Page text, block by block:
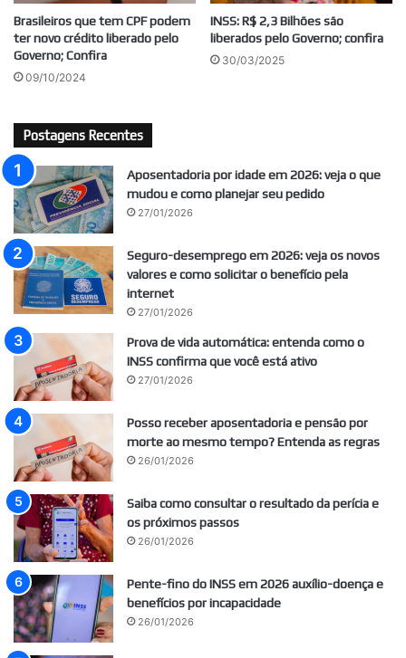
Brasileiros que tem CPF podem
ter novo crédito liberado pelo
Governo; Confira
09/10/2024
INSS: R$ 2,3 Bilhões são
liberados pelo Governo; confira
30/03/2025
Postagens Recentes
Aposentadoria por idade em 2026: veja o que
mudou e como planejar seu pedido
27/01/2026
Seguro-desemprego em 2026: veja os novos
valores e como solicitar o benefício pela
internet
27/01/2026
Prova de vida automática: entenda como o
INSS confirma que você está ativo
27/01/2026
Posso receber aposentadoria e pensão por
morte ao mesmo tempo? Entenda as regras
26/01/2026
Saiba como consultar o resultado da perícia e
os próximos passos
26/01/2026
Pente-fino do INSS em 2026 auxílio-doença e
benefícios por incapacidade
26/01/2026